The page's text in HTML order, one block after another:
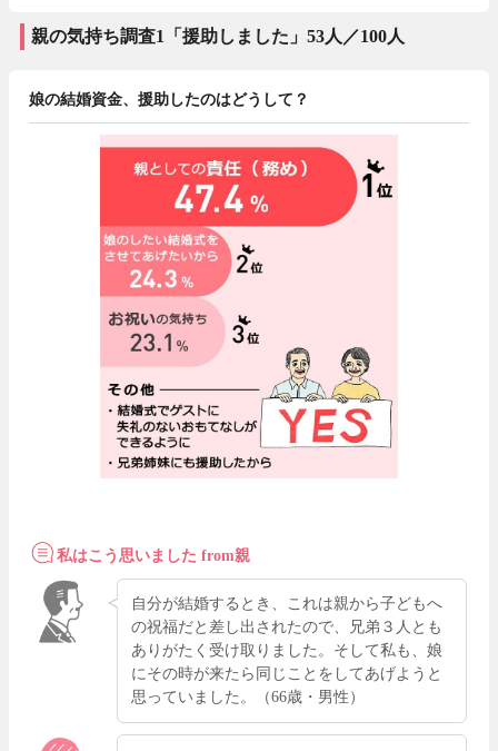
親の気持ち調査1「援助しました」53人／100人
娘の結婚資金、援助したのはどうして？
私はこう思いました from親
自分が結婚するとき、これは親から子どもへ
の祝福だと差し出されたので、兄弟３人とも
ありがたく受け取りました。そして私も、娘
にその時が来たら同じことをしてあげようと
思っていました。（66歳・男性）